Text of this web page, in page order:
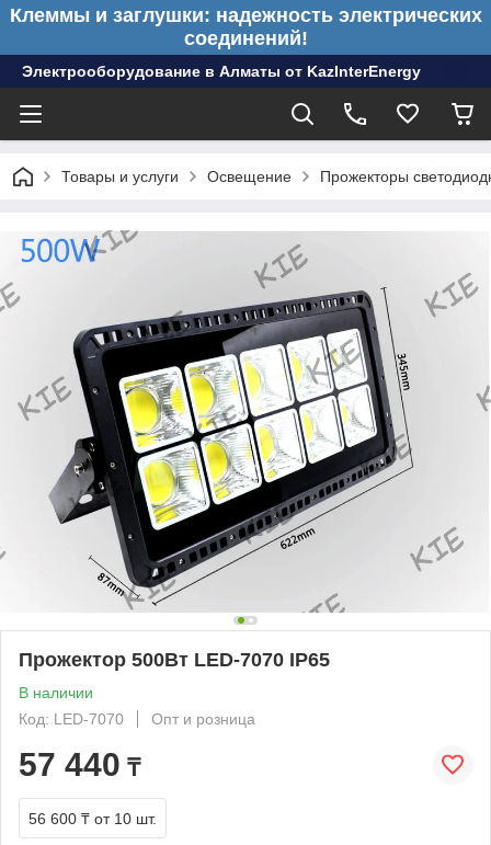
Клеммы и заглушки: надежность электрических
соединений!
Электрооборудование в Алматы от KazInterEnergy
Товары и услуги Освещение Прожекторы
Прожектор 500Вт LED-7070 IP65
В наличии
Код: LED-7070
Опт и розница
57 440 ₸
56 600 ₸ от 10 шт.